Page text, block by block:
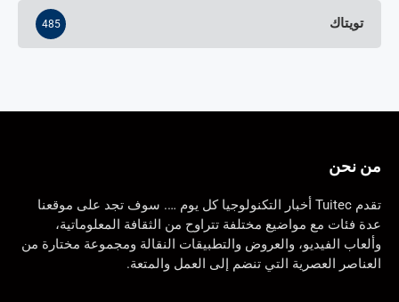
تويتاك 485
من نحن
تقدم Tuitec أخبار التكنولوجيا كل يوم …. سوف تجد على موقعنا
عدة فئات مع مواضيع مختلفة تتراوح من الثقافة المعلوماتية،
وألعاب الفيديو، والعروض والتطبيقات النقالة ومجموعة مختارة من
العناصر العصرية التي تنضم إلى العمل والمتعة.